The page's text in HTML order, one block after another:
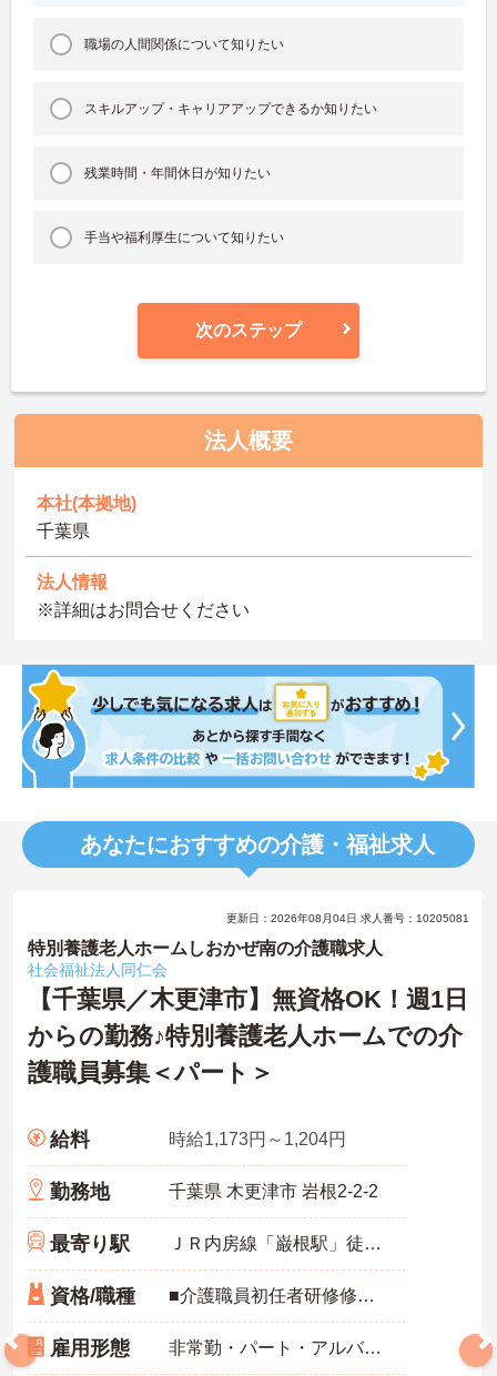
職場の人間関係について知りたい
スキルアップ・キャリアアップできるか知りたい
残業時間・年間休日が知りたい
手当や福利厚生について知りたい
次のステップ
法人概要
本社(本拠地)
千葉県
法人情報
※詳細はお問合せください
あなたにおすすめの介護・福祉求人
更新日：2026年08月04日 求人番号：10205081
特別養護老人ホームしおかぜ南の介護職求人
社会福祉法人同仁会
【千葉県／木更津市】無資格OK！週1日
からの勤務♪特別養護老人ホームでの介
護職員募集＜パート＞
給料 時給1,173円～1,204円
勤務地 千葉県 木更津市 岩根2‐2-2
最寄り駅 ＪＲ内房線「巌根駅」徒歩10分
資格/職種 ■介護職員初任者研修修了者、介護職員実務者研修修了者、介護福祉士：あれば尚可 ■無資格可
雇用形態 非常勤・パート・アルバイト